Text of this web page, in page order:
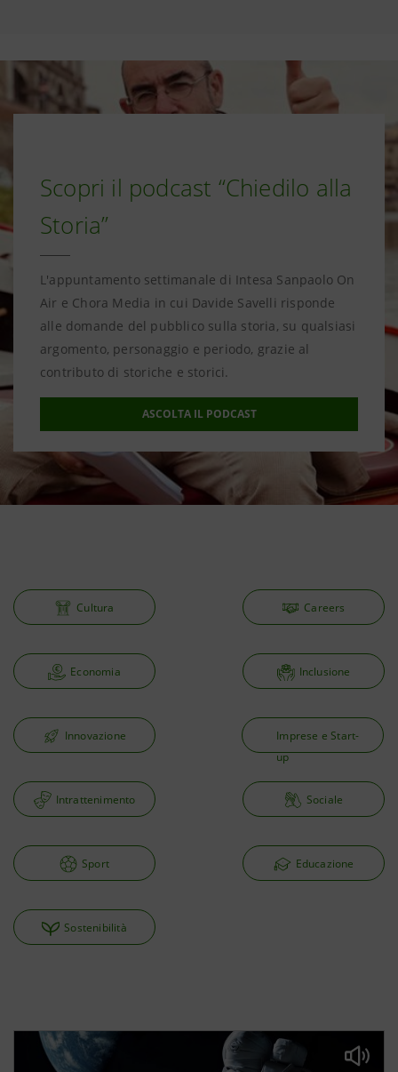
Scopri il podcast “Chiedilo alla
Storia”
L'appuntamento settimanale di Intesa Sanpaolo On
Air e Chora Media in cui Davide Savelli risponde
alle domande del pubblico sulla storia, su qualsiasi
argomento, personaggio e periodo, grazie al
contributo di storiche e storici.
ASCOLTA IL PODCAST
Cultura Careers
Economia Inclusione
Innovazione
Imprese e Start-
up
Intrattenimento Sociale
Sport Educazione
Sostenibilità